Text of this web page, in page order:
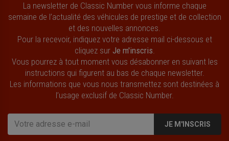
La newsletter de Classic Number vous informe chaque
semaine de l’actualité des véhicules de prestige et de collection
et des nouvelles annonces.
Pour la recevoir, indiquez votre adresse mail ci-dessous et
cliquez sur Je m'inscris.
Vous pourrez à tout moment vous désabonner en suivant les
instructions qui figurent au bas de chaque newsletter.
Les informations que vous nous transmettez sont destinées à
l’usage exclusif de Classic Number.
JE M'INSCRIS